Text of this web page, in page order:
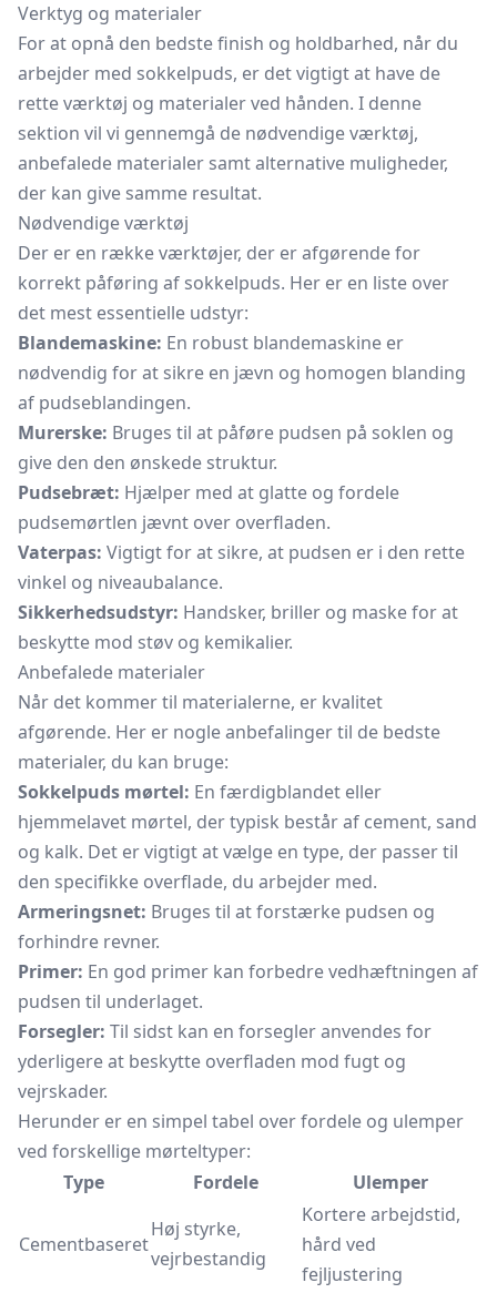
Verktyg og materialer
For at opnå den bedste finish og holdbarhed, når du
arbejder med sokkelpuds, er det vigtigt at have de
rette værktøj og materialer ved hånden. I denne
sektion vil vi gennemgå de nødvendige værktøj,
anbefalede materialer samt alternative muligheder,
der kan give samme resultat.
Nødvendige værktøj
Der er en række værktøjer, der er afgørende for
korrekt påføring af sokkelpuds. Her er en liste over
det mest essentielle udstyr:
Blandemaskine: En robust blandemaskine er
nødvendig for at sikre en jævn og homogen blanding
af pudseblandingen.
Murerske: Bruges til at påføre pudsen på soklen og
give den den ønskede struktur.
Pudsebræt: Hjælper med at glatte og fordele
pudsemørtlen jævnt over overfladen.
Vaterpas: Vigtigt for at sikre, at pudsen er i den rette
vinkel og niveaubalance.
Sikkerhedsudstyr: Handsker, briller og maske for at
beskytte mod støv og kemikalier.
Anbefalede materialer
Når det kommer til materialerne, er kvalitet
afgørende. Her er nogle anbefalinger til de bedste
materialer, du kan bruge:
Sokkelpuds mørtel: En færdigblandet eller
hjemmelavet mørtel, der typisk består af cement, sand
og kalk. Det er vigtigt at vælge en type, der passer til
den specifikke overflade, du arbejder med.
Armeringsnet: Bruges til at forstærke pudsen og
forhindre revner.
Primer: En god primer kan forbedre vedhæftningen af
pudsen til underlaget.
Forsegler: Til sidst kan en forsegler anvendes for
yderligere at beskytte overfladen mod fugt og
vejrskader.
Herunder er en simpel tabel over fordele og ulemper
ved forskellige mørteltyper:
Type
Fordele Ulemper
Cementbaseret
Høj styrke,
vejrbestandig
Kortere arbejdstid,
hård ved
fejljustering